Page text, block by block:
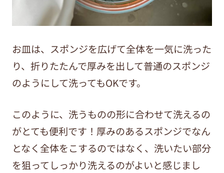
お皿は、スポンジを広げて全体を一気に洗った
り、折りたたんで厚みを出して普通のスポンジ
のようにして洗ってもOKです。
このように、洗うものの形に合わせて洗えるの
がとても便利です！厚みのあるスポンジでなん
となく全体をこするのではなく、洗いたい部分
を狙ってしっかり洗えるのがよいと感じまし